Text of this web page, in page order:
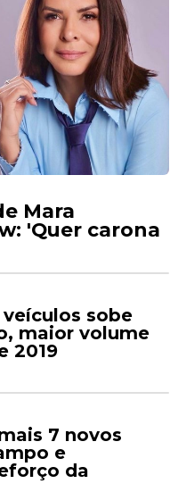
Mara
'Quer carona
sobe
maior volume
2019
7 novos
e
da